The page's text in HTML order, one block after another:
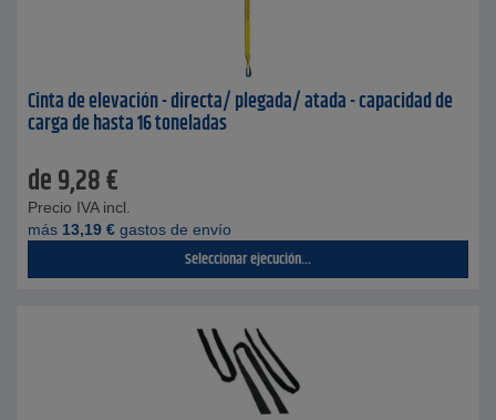
Cinta de elevación - directa/ plegada/ atada - capacidad de
carga de hasta 16 toneladas
de9,28€
Precio IVA incl.
más 13,19 € gastos de envío
Seleccionar ejecución...